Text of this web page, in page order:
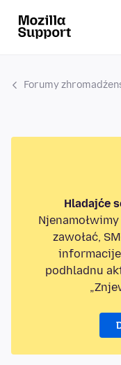
Forumy
Hladajće
zawołać,
informacije
podhladnu